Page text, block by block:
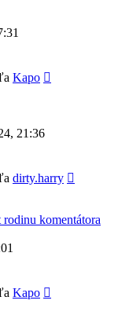
Kapo
21:36
dirty.harry
komentátora
Kapo